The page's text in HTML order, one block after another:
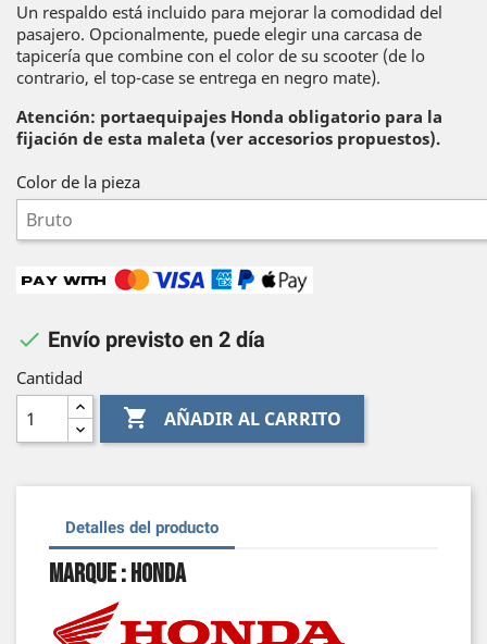
Un respaldo está incluido para mejorar la comodidad del
pasajero. Opcionalmente, puede elegir una carcasa de
tapicería que combine con el color de su scooter (de lo
contrario, el top-case se entrega en negro mate).
Atención: portaequipajes Honda obligatorio para la
fijación de esta maleta (ver accesorios propuestos).
Color de la pieza
 Envío previsto en 2 día
Cantidad
 AÑADIR AL CARRITO
Detalles del producto
Marque : Honda